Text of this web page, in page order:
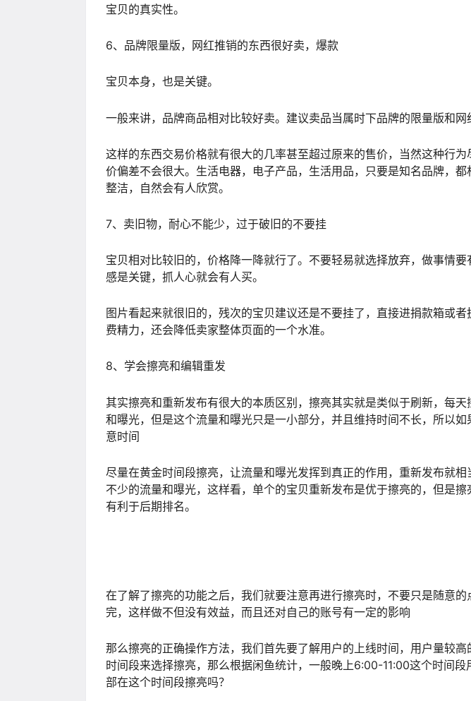
宝贝的真实性。
6、品牌限量版，网红推销的东西很好卖，爆款
宝贝本身，也是关键。
一般来讲，品牌商品相对比较好卖。建议卖品当属时下品牌的限量版和网
这样的东西交易价格就有很大的几率甚至超过原来的售价，当然这种行
价偏差不会很大。生活电器，电子产品，生活用品，只要是知名品牌，
整洁，自然会有人欣赏。
7、卖旧物，耐心不能少，过于破旧的不要挂
宝贝相对比较旧的，价格降一降就行了。不要轻易就选择放弃，做事情
感是关键，抓人心就会有人买。
图片看起来就很旧的，残次的宝贝建议还是不要挂了，直接进捐款箱或
费精力，还会降低卖家整体页面的一个水准。
8、学会擦亮和编辑重发
其实擦亮和重新发布有很大的本质区别，擦亮其实就是类似于刷新，每
和曝光，但是这个流量和曝光只是一小部分，并且维持时间不长，所以
意时间
尽量在黄金时间段擦亮，让流量和曝光发挥到真正的作用，重新发布就
不少的流量和曝光，这样看，单个的宝贝重新发布是优于擦亮的，但是擦
有利于后期排名。
在了解了擦亮的功能之后，我们就要注意再进行擦亮时，不要只是随意
完，这样做不但没有效益，而且还对自己的账号有一定的影响
那么擦亮的正确操作方法，我们首先要了解用户的上线时间，用户量较
时间段来选择擦亮，那么根据闲鱼统计，一般晚上6:00-11:00这个时间
部在这个时间段擦亮吗？